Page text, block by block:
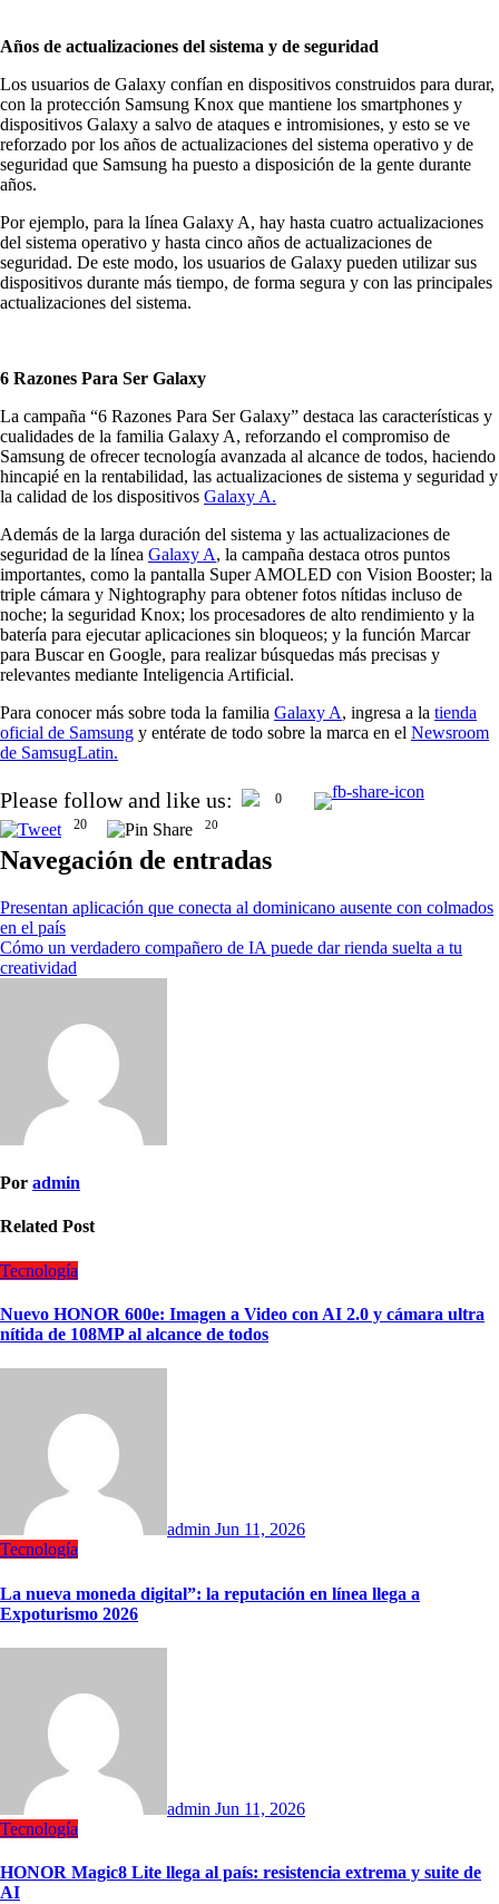
Años de actualizaciones del sistema y de seguridad
Los usuarios de Galaxy confían en dispositivos construidos para durar,
con la protección Samsung Knox que mantiene los smartphones y
dispositivos Galaxy a salvo de ataques e intromisiones, y esto se ve
reforzado por los años de actualizaciones del sistema operativo y de
seguridad que Samsung ha puesto a disposición de la gente durante
años.
Por ejemplo, para la línea Galaxy A, hay hasta cuatro actualizaciones
del sistema operativo y hasta cinco años de actualizaciones de
seguridad. De este modo, los usuarios de Galaxy pueden utilizar sus
dispositivos durante más tiempo, de forma segura y con las principales
actualizaciones del sistema.
6 Razones Para Ser Galaxy
La campaña “6 Razones Para Ser Galaxy” destaca las características y
cualidades de la familia Galaxy A, reforzando el compromiso de
Samsung de ofrecer tecnología avanzada al alcance de todos, haciendo
hincapié en la rentabilidad, las actualizaciones de sistema y seguridad y
la calidad de los dispositivos Galaxy A.
Además de la larga duración del sistema y las actualizaciones de
seguridad de la línea Galaxy A, la campaña destaca otros puntos
importantes, como la pantalla Super AMOLED con Vision Booster; la
triple cámara y Nightography para obtener fotos nítidas incluso de
noche; la seguridad Knox; los procesadores de alto rendimiento y la
batería para ejecutar aplicaciones sin bloqueos; y la función Marcar
para Buscar en Google, para realizar búsquedas más precisas y
relevantes mediante Inteligencia Artificial.
Para conocer más sobre toda la familia Galaxy A, ingresa a la tienda
oficial de Samsung y entérate de todo sobre la marca en el Newsroom
de SamsugLatin.
Please follow and like us:
0
20
20
Navegación de entradas
Presentan aplicación que conecta al dominicano ausente con colmados
en el país
Cómo un verdadero compañero de IA puede dar rienda suelta a tu
creatividad
Por admin
Related Post
Tecnología
Nuevo HONOR 600e: Imagen a Video con AI 2.0 y cámara ultra
nítida de 108MP al alcance de todos
admin Jun 11, 2026
Tecnología
La nueva moneda digital”: la reputación en línea llega a
Expoturismo 2026
admin Jun 11, 2026
Tecnología
HONOR Magic8 Lite llega al país: resistencia extrema y suite de
AI